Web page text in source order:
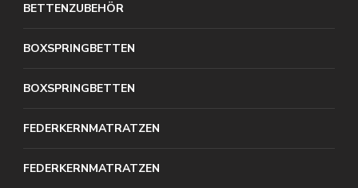
BETTENZUBEHÖR
BOXSPRINGBETTEN
BOXSPRINGBETTEN
FEDERKERNMATRATZEN
FEDERKERNMATRATZEN